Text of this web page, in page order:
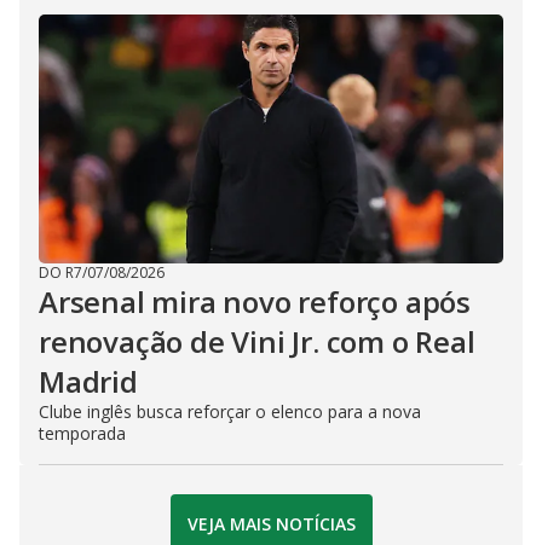
DO R7/07/08/2026
Arsenal mira novo reforço após
renovação de Vini Jr. com o Real
Madrid
Clube inglês busca reforçar o elenco para a nova
temporada
VEJA MAIS NOTÍCIAS